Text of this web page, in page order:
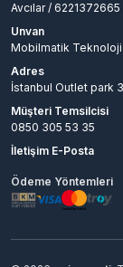
Avcılar / 6221372665
Unvan
Mobilmatik
Adres
İstanbul Outlet park
Müşteri Temsilcisi
0850 305 53 35
İletişim E-Posta
Ödeme Yöntemleri